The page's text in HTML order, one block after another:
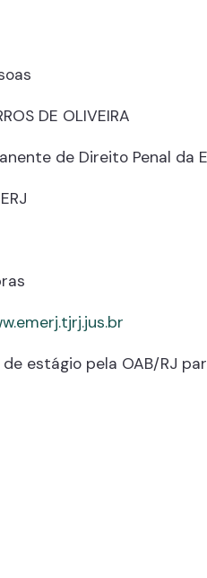
DE OLIVEIRA
de Direito Penal da
estágio pela OAB/RJ